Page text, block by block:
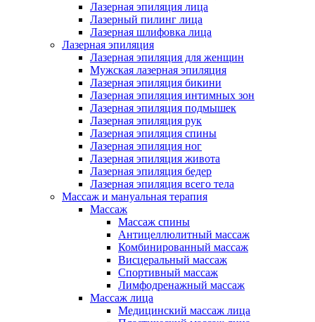
Лазерная эпиляция лица
Лазерный пилинг лица
Лазерная шлифовка лица
Лазерная эпиляция
Лазерная эпиляция для женщин
Мужская лазерная эпиляция
Лазерная эпиляция бикини
Лазерная эпиляция интимных зон
Лазерная эпиляция подмышек
Лазерная эпиляция рук
Лазерная эпиляция спины
Лазерная эпиляция ног
Лазерная эпиляция живота
Лазерная эпиляция бедер
Лазерная эпиляция всего тела
Массаж и мануальная терапия
Массаж
Массаж спины
Антицеллюлитный массаж
Комбинированный массаж
Висцеральный массаж
Спортивный массаж
Лимфодренажный массаж
Массаж лица
Медицинский массаж лица